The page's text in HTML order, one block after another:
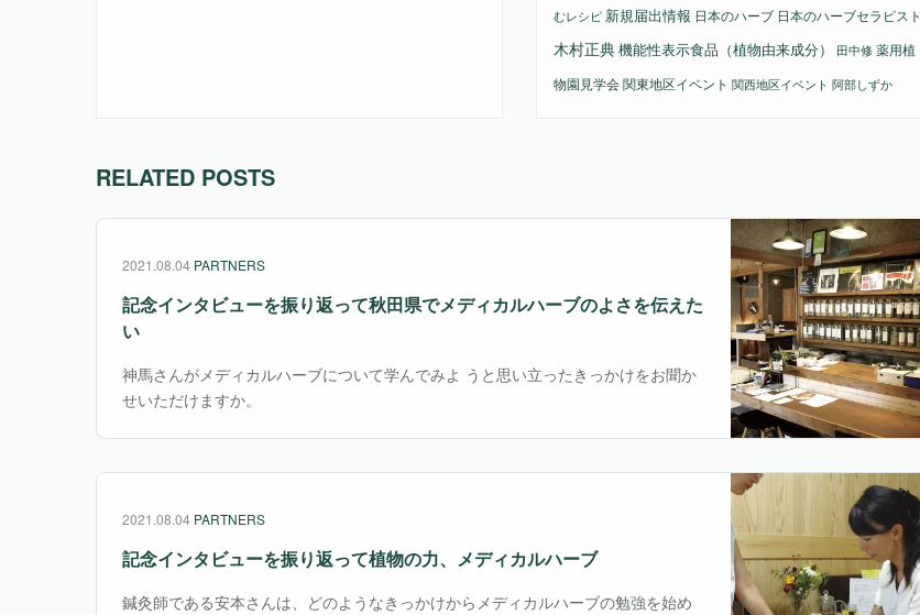
むレシピ 新規届出情報 日本のハーブ 日本のハーブセラピスト
木村正典機能性表示食品（植物由来成分） 田中修 薬用植
物園見学会関東地区イベント 関西地区イベント 阿部しずか
RELATED POSTS
2021.08.04 PARTNERS
記念インタビューを振り返って秋田県でメディカルハーブのよさを伝えた
い
神馬さんがメディカルハーブについて学んでみよ うと思い立ったきっかけをお聞か
せいただけますか。
2021.08.04 PARTNERS
記念インタビューを振り返って植物の力、メディカルハーブ
鍼灸師である安本さんは、どのようなきっかけからメディカルハーブの勉強を始め